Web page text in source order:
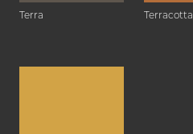
Terra Terracotta